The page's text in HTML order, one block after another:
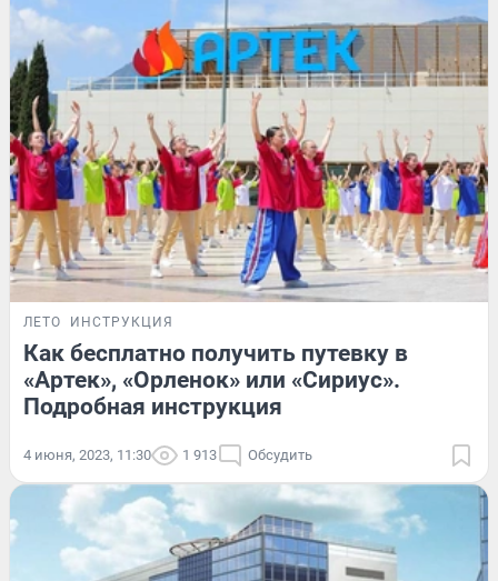
ЛЕТО ИНСТРУКЦИЯ
Как бесплатно получить путевку в
«Артек», «Орленок» или «Сириус».
Подробная инструкция
4 июня, 2023, 11:30 1 913 Обсудить